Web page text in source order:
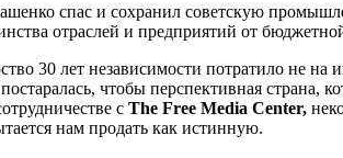
спас и сохранил советскую
отраслей и предприятий от
30 лет независимости потратило не
чтобы перспективная страна,
с The Free Media Center,
нам продать как истинную.